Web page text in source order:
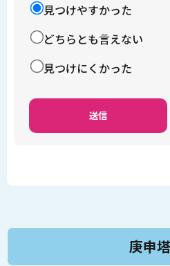
見つけやすかった
どちらとも言えない
見つけにくかった
庚申塔